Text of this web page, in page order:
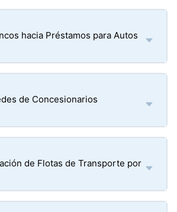
hacia Préstamos para Autos
de Concesionarios
de Flotas de Transporte por